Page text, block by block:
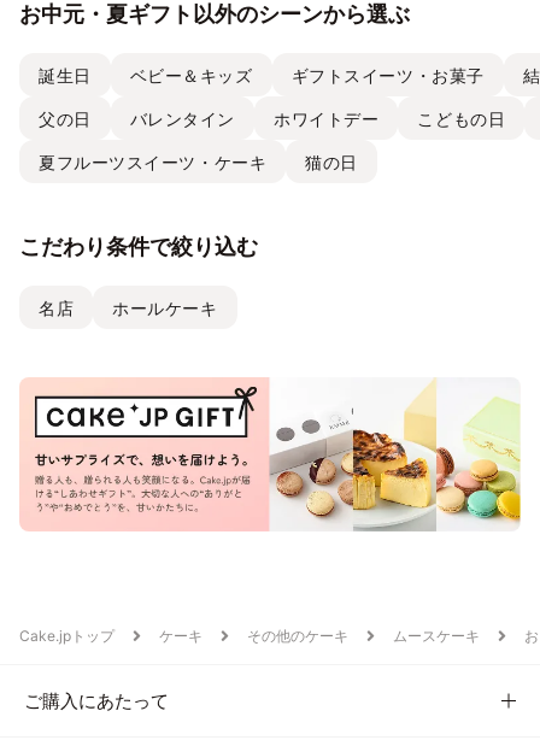
お中元・夏ギフト以外のシーンから選ぶ
誕生日 ベビー＆キッズ ギフトスイーツ・お菓子
父の日 バレンタイン ホワイトデー こどもの日
夏フルーツスイーツ・ケーキ 猫の日
こだわり条件で絞り込む
名店 ホールケーキ
Cake.jpトップ ケーキ その他のケーキ ムースケーキ
ご購入にあたって